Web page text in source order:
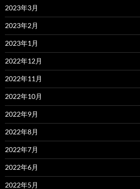
2023年3月
2023年2月
2023年1月
2022年12月
2022年11月
2022年10月
2022年9月
2022年8月
2022年7月
2022年6月
2022年5月